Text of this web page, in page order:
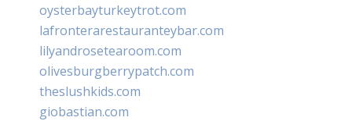
oysterbayturkeytrot.com
lafronterarestauranteybar.com
lilyandrosetearoom.com
olivesburgberrypatch.com
theslushkids.com
giobastian.com